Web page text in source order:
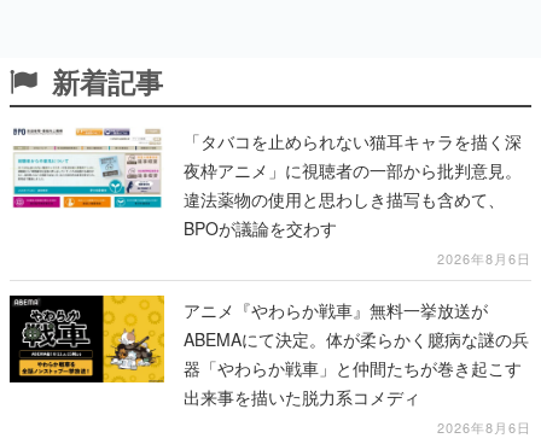
新着記事
「タバコを止められない猫耳キャラを描く深
夜枠アニメ」に視聴者の一部から批判意見。
違法薬物の使用と思わしき描写も含めて、
BPOが議論を交わす
2026年8月6日
アニメ『やわらか戦車』無料一挙放送が
ABEMAにて決定。体が柔らかく臆病な謎の兵
器「やわらか戦車」と仲間たちが巻き起こす
出来事を描いた脱力系コメディ
2026年8月6日